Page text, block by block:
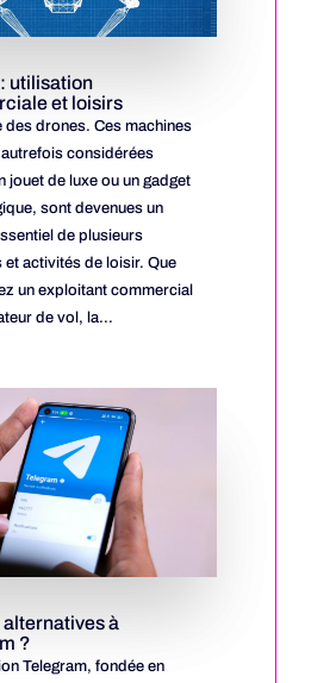
utilisation
et loisirs
des drones. Ces machines
considérées
jouet de luxe ou un gadget
sont devenues un
de plusieurs
et activités de loisir. Que
un exploitant commercial
de vol, la...
à
?
Telegram, fondée en